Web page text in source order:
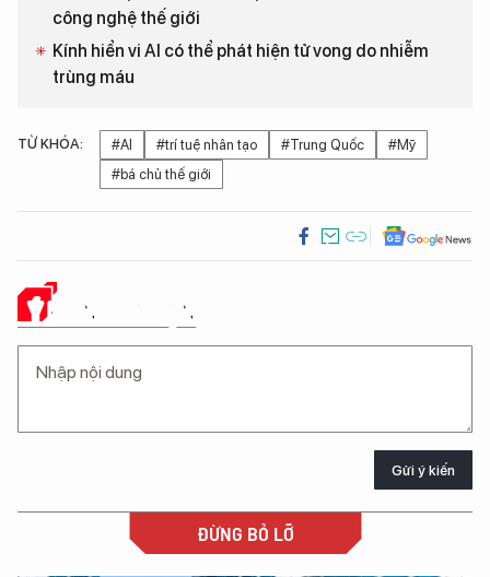
công nghệ thế giới
Kính hiển vi AI có thể phát hiện tử vong do nhiễm
trùng máu
TỪ KHÓA: #AI #trí tuệ nhân tạo #Trung Quốc
#Mỹ
#bá chủ thế giới
Ý KIẾN CỦA BẠN
Gửi ý kiến
ĐỪNG BỎ LỠ